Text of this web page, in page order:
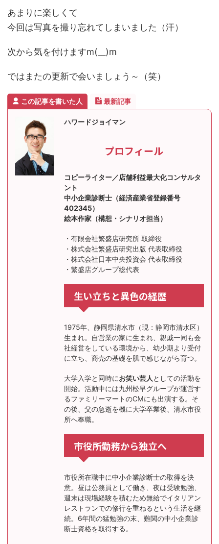
あまりに楽しくて
今回は写真を撮り忘れてしまいました（汗）
次から気を付けますm(__)m
ではまたの更新で会いましょう～（笑）
この記事を書いた人 最新記事
ハワードジョイマン
プロフィール
コピーライター／店舗利益最大化コンサルタ
ント
中小企業診断士（経済産業省登録番号
402345）
絵本作家（構想・シナリオ担当）
・有限会社繁盛店研究所 取締役
・株式会社繁盛店研究出版 代表取締役
・株式会社日本中央投資会 代表取締役
・繁盛店グループ総代表
生い立ちと異色の経歴
1975年、静岡県清水市（現：静岡市清水区）
生まれ。自営業の家に生まれ、親戚一同も会
社経営をしている環境から、幼少期より受付
に立ち、商売の基礎を肌で感じながら育つ。
大学入学と同時にお笑い芸人 としての活動を
開始。活動中には九州松早グループが運営す
るファミリーマートのCMにも出演する。そ
の後、父の急逝を機に大学卒業後、清水市役
所へ奉職。
市役所勤務から独立へ
市役所在職中に中小企業診断士の取得を決
意。昼は公務員として働き、夜は受験勉強、
週末は現場経験を積むため無給でイタリアン
レストランでの修行を重ねるという生活を継
続。6年間の猛勉強の末、難関の中小企業診
断士資格を取得する。